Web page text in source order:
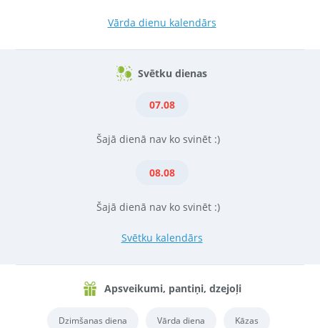
Vārda dienu kalendārs
Svētku dienas
07.08
Šajā dienā nav ko svinēt :)
08.08
Šajā dienā nav ko svinēt :)
Svētku kalendārs
Apsveikumi, pantiņi, dzejoļi
Dzimšanas diena Vārda diena Kāzas